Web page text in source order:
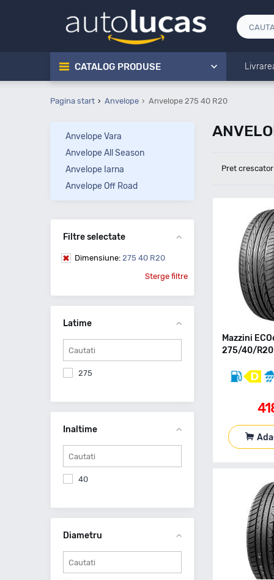
CATALOG PRODUSE
Pagina start Anvelope Anvelope 275 40 R20
Pret crescator
Mazzini
275/40/R20
Anvelope Vara
Anvelope All Season
Anvelope Iarna
Anvelope Off Road
Filtre selectate
Dimensiune: 275 40 R20
Sterge filtre
Latime
275
Inaltime
40
Diametru